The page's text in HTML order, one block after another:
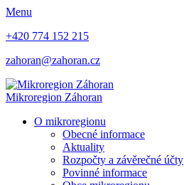
Menu
+420 774 152 215
zahoran@zahoran.cz
Mikroregion Záhoran
O mikroregionu
Obecné informace
Aktuality
Rozpočty a závěrečné účty
Povinné informace